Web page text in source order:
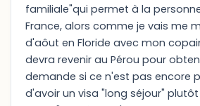
familiale"qui permet à la
France, alors comme je vais me
d'aôut en Floride avec mon
devra revenir au Pérou pour
demande si ce n'est pas encore
d'avoir un visa "long séjour"